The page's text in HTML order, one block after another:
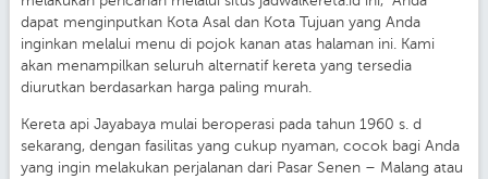
dapat menginputkan Kota Asal dan Kota Tujuan yang Anda
inginkan melalui menu di pojok kanan atas halaman ini. Kami
akan menampilkan seluruh alternatif kereta yang tersedia
diurutkan berdasarkan harga paling murah.
Kereta api Jayabaya mulai beroperasi pada tahun 1960 s. d
sekarang, dengan fasilitas yang cukup nyaman, cocok bagi Anda
yang ingin melakukan perjalanan dari Pasar Senen – Malang atau